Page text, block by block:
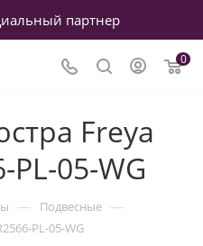
партнер
0
Freya
PL-05-WG
— Подвесные —
PL-05-WG